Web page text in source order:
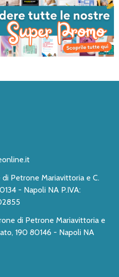
Petrone Mariavittoria e C.
di Petrone Mariavittoria e
190 80146 - Napoli NA